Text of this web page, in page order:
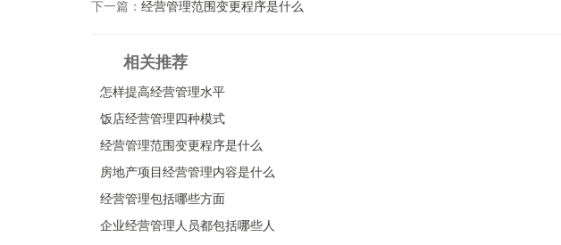
下一篇： 经营管理范围变更程序是什么
相关推荐
怎样提高经营管理水平
饭店经营管理四种模式
经营管理范围变更程序是什么
房地产项目经营管理内容是什么
经营管理包括哪些方面
企业经营管理人员都包括哪些人